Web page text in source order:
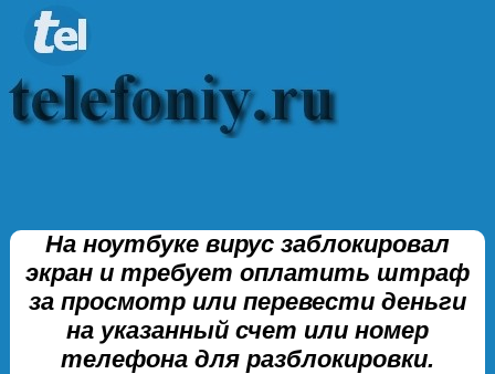
На ноутбуке вирус заблокировал
экран и требует оплатить штраф
за просмотр или перевести деньги
на указанный счет или номер
телефона для разблокировки.